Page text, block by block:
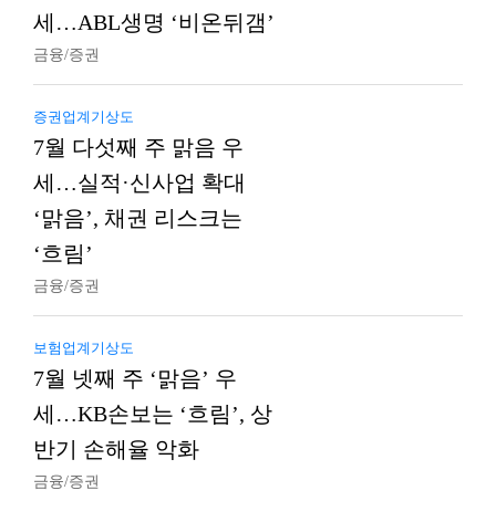
세…ABL생명 ‘비온뒤갬’
금융/증권
증권업계기상도
7월 다섯째 주 맑음 우
세…실적·신사업 확대
‘맑음’, 채권 리스크는
‘흐림’
금융/증권
보험업계기상도
7월 넷째 주 ‘맑음’ 우
세…KB손보는 ‘흐림’, 상
반기 손해율 악화
금융/증권